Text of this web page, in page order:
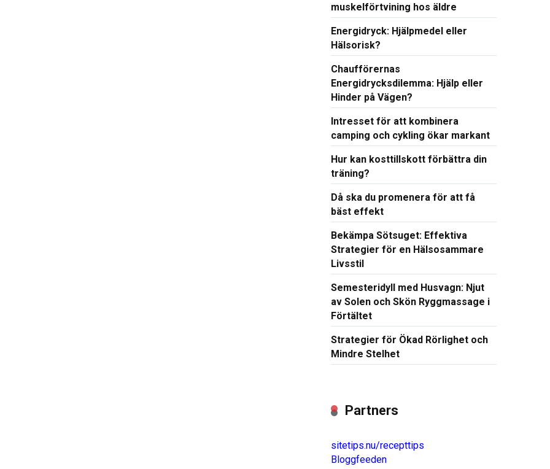
muskelförtvining hos äldre
Energidryck: Hjälpmedel eller
Hälsorisk?
Chaufförernas
Energidrycksdilemma: Hjälp eller
Hinder på Vägen?
Intresset för att kombinera
camping och cykling ökar markant
Hur kan kosttillskott förbättra din
träning?
Då ska du promenera för att få
bäst effekt
Bekämpa Sötsuget: Effektiva
Strategier för en Hälsosammare
Livsstil
Semesteridyll med Husvagn: Njut
av Solen och Skön Ryggmassage i
Förtältet
Strategier för Ökad Rörlighet och
Mindre Stelhet
Partners
sitetips.nu/recepttips
Bloggfeeden